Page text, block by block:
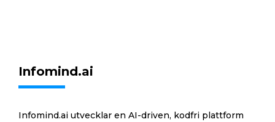
Infomind.ai
Infomind.ai utvecklar en AI-driven, kodfri plattform